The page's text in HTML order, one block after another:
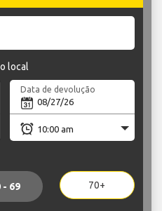
local
Data de devolução
- 69 70+